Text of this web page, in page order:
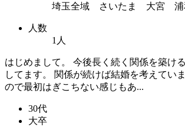
埼玉全域 さいたま 大宮
人数
1人
はじめまして。 今後長く続く関係を築け
してます。 関係が続けば結婚を考えてい
ので最初はぎこちない感じもあ...
30代
大卒